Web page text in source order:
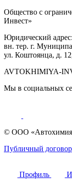
Общество с
Инвест»
Юридический
вн. тер. г.
ул. Коштоянца, д.
AVTOKHIMIYA-
Мы в социальных
© ООО
Публичный договор
Профиль